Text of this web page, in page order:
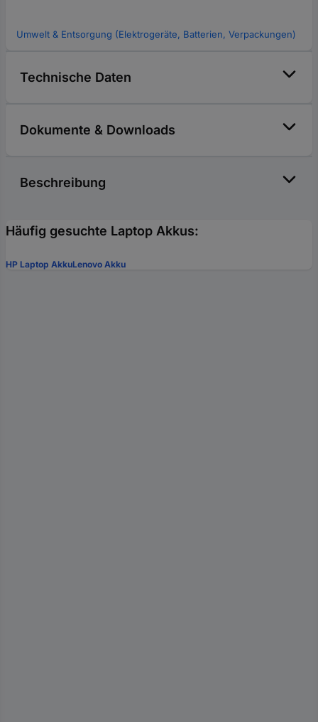
Umwelt & Entsorgung (Elektrogeräte, Batterien, Verpackungen)
Technische Daten
Dokumente & Downloads
Beschreibung
Häufig gesuchte Laptop Akkus:
HP Laptop AkkuLenovo Akku